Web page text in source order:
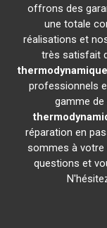
offrons des
une totale
réalisations et
très satisfait
professionnels
gamme
réparation en
sommes à
questions et